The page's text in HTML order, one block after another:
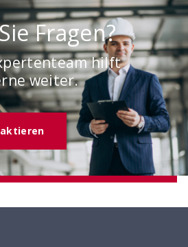
Fragen?
hilft
weiter.